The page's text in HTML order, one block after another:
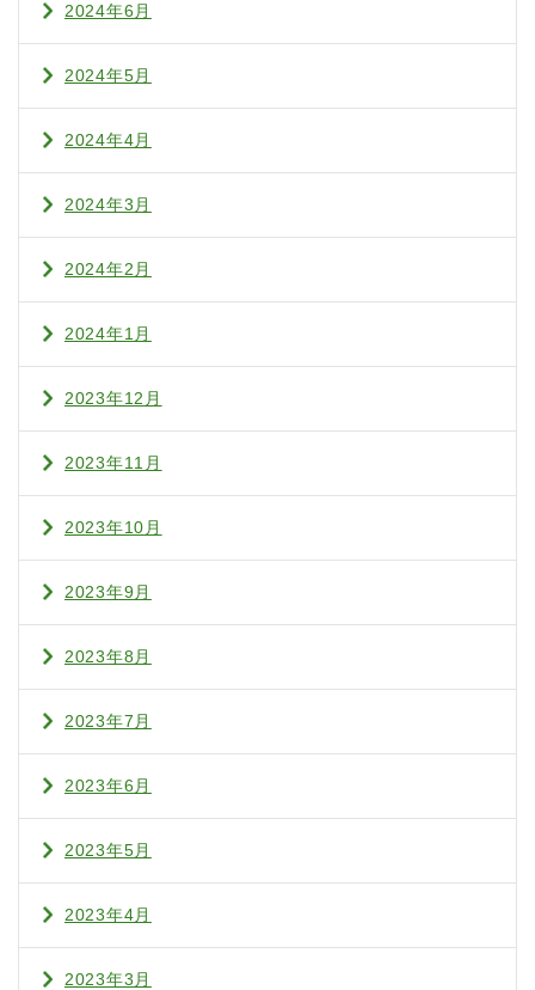
2024年6月
2024年5月
2024年4月
2024年3月
2024年2月
2024年1月
2023年12月
2023年11月
2023年10月
2023年9月
2023年8月
2023年7月
2023年6月
2023年5月
2023年4月
2023年3月